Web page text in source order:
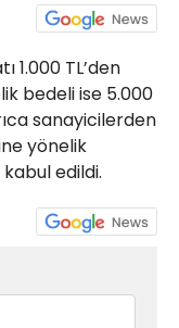
1.000 TL’den
bedeli ise 5.000
sanayicilerden
yönelik
edildi.